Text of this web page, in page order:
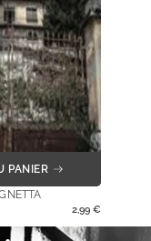
PANIER
2,99€